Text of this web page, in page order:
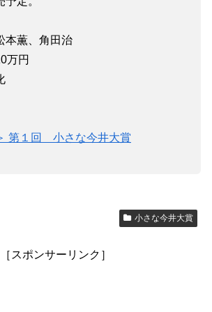
本薫、角田治
万円
第１回 小さな今井大賞
小さな今井大賞
［スポンサーリンク］